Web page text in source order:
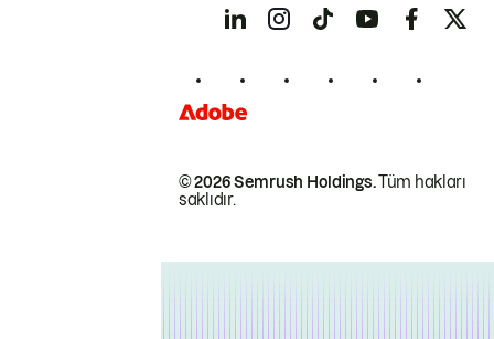
© 2026 Semrush Holdings.Tüm hakları
saklıdır.